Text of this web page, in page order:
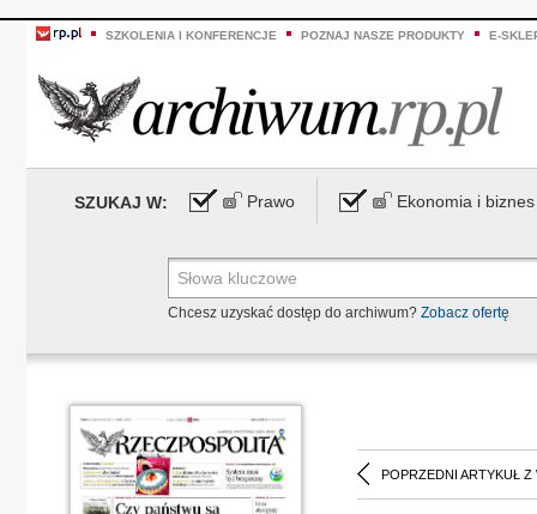
SZKOLENIA I KONFERENCJE POZNAJ NASZE PRODUKTY E-
SZUKAJ W: Prawo Ekonomia i biznes
Chcesz uzyskać dostęp do archiwum? Zobacz ofertę
POPRZEDNI ARTYKUŁ Z